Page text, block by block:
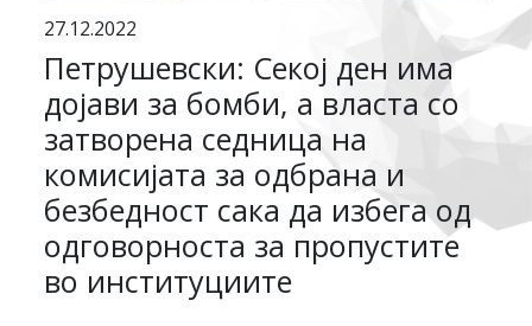
27.12.2022
Петрушевски: Секој ден има
дојави за бомби, а власта со
затворена седница на
комисијата за одбрана и
безбедност сака да избега од
одговорноста за пропустите
во институциите